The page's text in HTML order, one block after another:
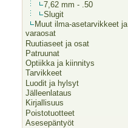
7,62 mm - .50
Slugit
Muut ilma-asetarvikkeet ja
varaosat
Ruutiaseet ja osat
Patruunat
Optiikka ja kiinnitys
Tarvikkeet
Luodit ja hylsyt
Jälleenlataus
Kirjallisuus
Poistotuotteet
Asesepäntyöt